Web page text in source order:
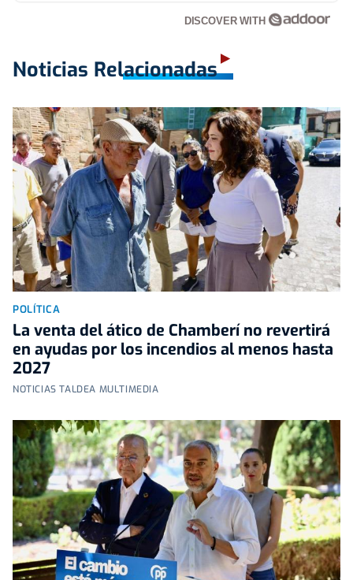
DISCOVER WITH
Noticias Relacionadas
POLÍTICA
La venta del ático de Chamberí no revertirá
en ayudas por los incendios al menos hasta
2027
NOTICIAS TALDEA MULTIMEDIA